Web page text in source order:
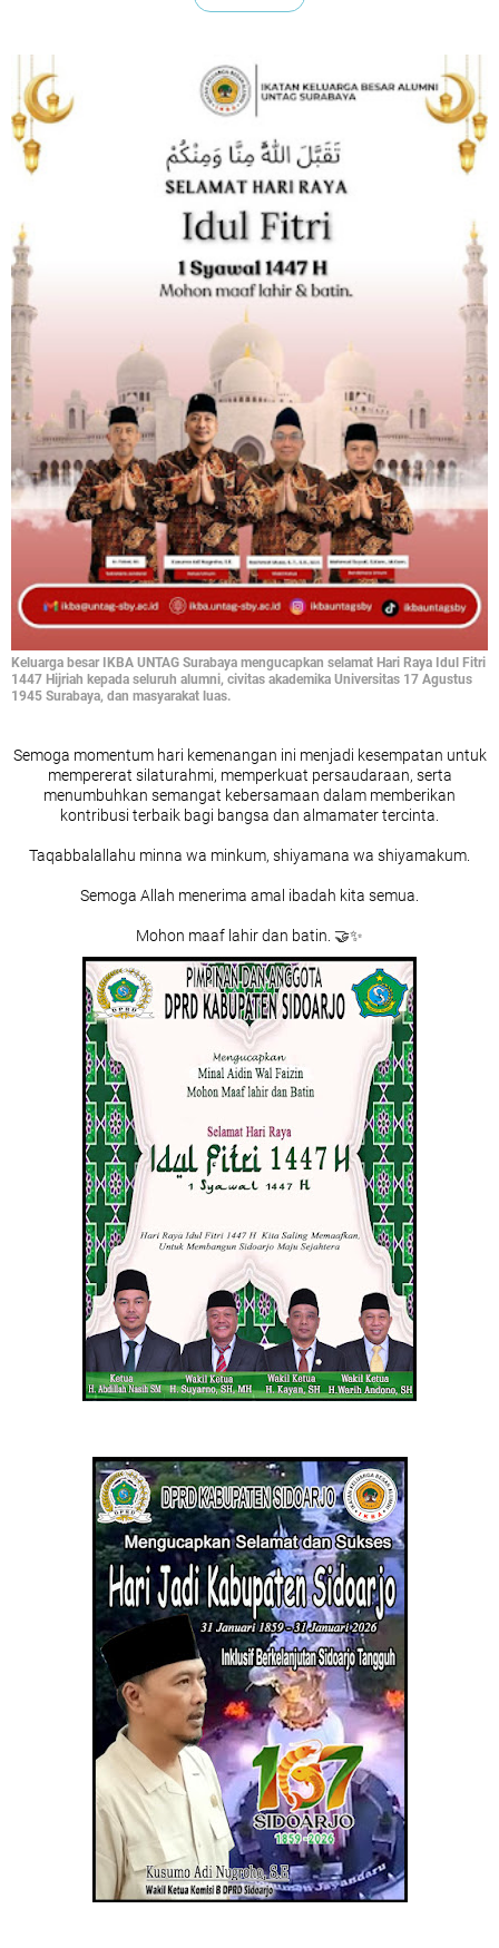
Keluarga besar IKBA UNTAG Surabaya mengucapkan selamat Hari Raya Idul Fitri
1447 Hijriah kepada seluruh alumni, civitas akademika Universitas 17 Agustus
1945 Surabaya, dan masyarakat luas.
Semoga momentum hari kemenangan ini menjadi kesempatan untuk
mempererat silaturahmi, memperkuat persaudaraan, serta
menumbuhkan semangat kebersamaan dalam memberikan
kontribusi terbaik bagi bangsa dan almamater tercinta.
Taqabbalallahu minna wa minkum, shiyamana wa shiyamakum.
Semoga Allah menerima amal ibadah kita semua.
Mohon maaf lahir dan batin. 🤝✨